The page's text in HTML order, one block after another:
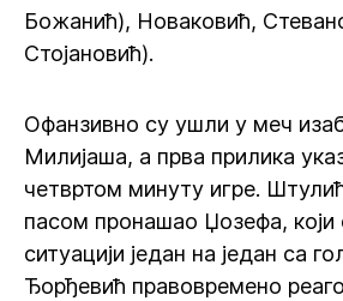
Божанић), Новаковић,
Стојановић).
Офанзивно су ушли у меч
Милијаша, а прва прилика
четвртом минуту игре.
пасом пронашао Џозефа,
ситуацији један на један са
Ђорђевић правовремено